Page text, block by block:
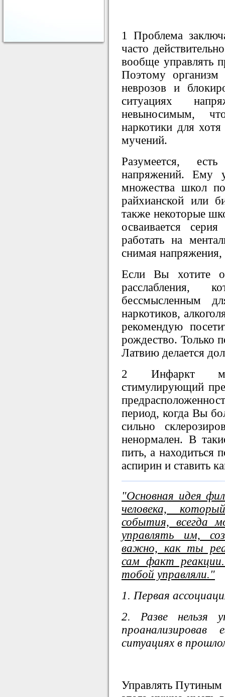
1 Проблема
часто
вообще управлять
Поэтому
неврозов и
ситуациях
невыносимым,
наркотики для
мучений.
Разумеется,
напряжений. Ему
множества школ
райхианской или
также некоторые
осваивается
работать на
снимая напряжения,
Если Вы хотите
расслабления,
бессмысленным
наркотиков,
рекомендую
рождество. Только
Латвию делается
2 Инфаркт
стимулирующий
период, когда Вы
сильно
ненормален. В
пить, а находиться
аспирин и ставить
"Основная идея
человека,
события, всегда
управлять им,
важно, как ты
сам факт
тобой управляли."
1. Первая
2. Разве нельзя
проанализировав
ситуациях в
Управлять